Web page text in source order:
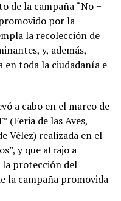
de la campaña “No +
por la
la recolección de
y, además,
toda la ciudadanía e
a cabo en el marco de
(Feria de las Aves,
Vélez) realizada en el
y que atrajo a
la protección del
la campaña promovida